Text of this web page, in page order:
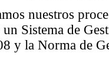
nuestros
Sistema de
y la Norma de